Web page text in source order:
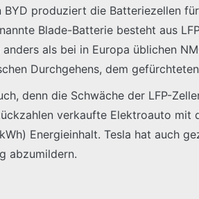
BYD produziert die Batteriezellen
Blade-Batterie besteht aus
als bei in Europa üblichen
Durchgehens, dem gefürchteten
denn die Schwäche der LFP-
verkaufte Elektroauto
Energieinhalt. Tesla hat auch
abzumildern.